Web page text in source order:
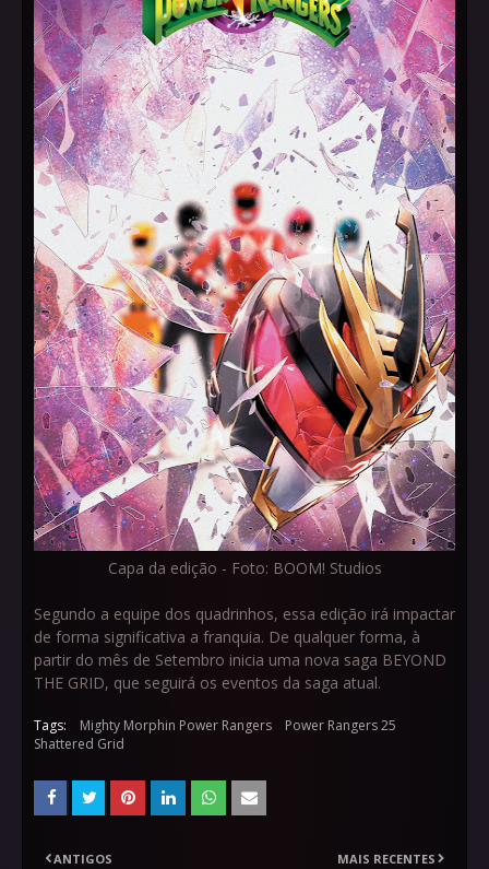
Capa da edição - Foto: BOOM! Studios
Segundo a equipe dos quadrinhos, essa edição irá impactar
de forma significativa a franquia. De qualquer forma, à
partir do mês de Setembro inicia uma nova saga BEYOND
THE GRID, que seguirá os eventos da saga atual.
Tags: Mighty Morphin Power Rangers
Power Rangers 25
Shattered Grid
MAIS RECENTES
ANTIGOS